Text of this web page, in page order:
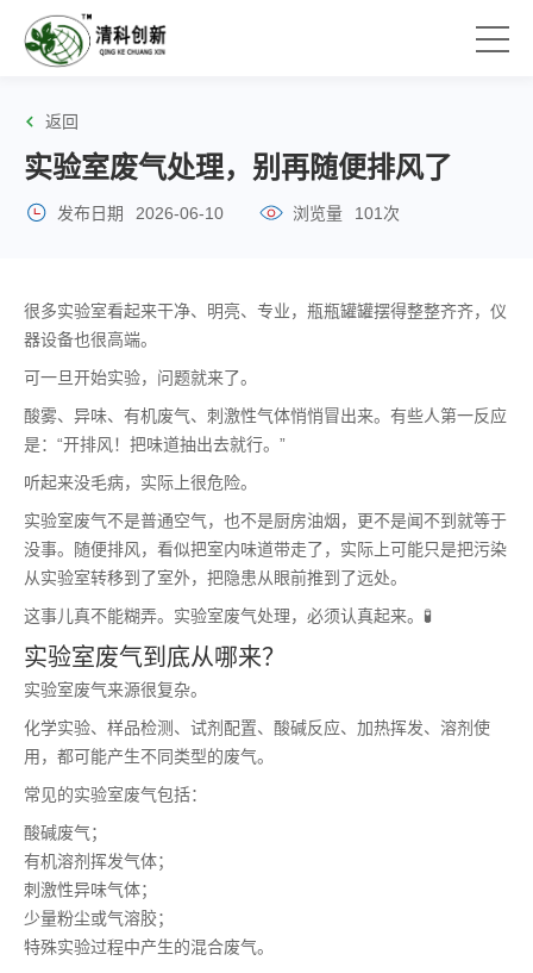
返回
实验室废气处理，别再随便排风了
发布日期 2026-06-10 浏览量 101次
很多实验室看起来干净、明亮、专业，瓶瓶罐罐摆得整整齐齐，仪
器设备也很高端。
可一旦开始实验，问题就来了。
酸雾、异味、有机废气、刺激性气体悄悄冒出来。有些人第一反应
是：“开排风！把味道抽出去就行。”
听起来没毛病，实际上很危险。
实验室废气不是普通空气，也不是厨房油烟，更不是闻不到就等于
没事。随便排风，看似把室内味道带走了，实际上可能只是把污染
从实验室转移到了室外，把隐患从眼前推到了远处。
这事儿真不能糊弄。实验室废气处理，必须认真起来。🧪
实验室废气到底从哪来？
实验室废气来源很复杂。
化学实验、样品检测、试剂配置、酸碱反应、加热挥发、溶剂使
用，都可能产生不同类型的废气。
常见的实验室废气包括：
酸碱废气；
有机溶剂挥发气体；
刺激性异味气体；
少量粉尘或气溶胶；
特殊实验过程中产生的混合废气。